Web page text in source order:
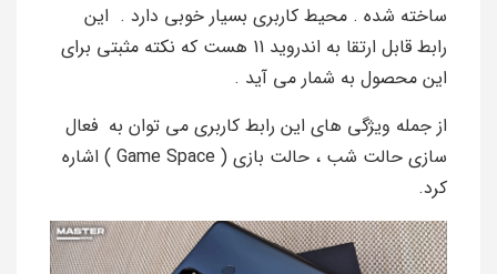
ساخته شده . محیط کاربری بسیار خوبی دارد . این
رابط قابل ارتقا به اندروید 11 هست که نکته مثبتی برای
این محصول به شمار می آید .
از جمله ویژگی های این رابط کاربری می توان به فعال
سازی حالت شب ، حالت بازی ( Game Space ) اشاره
کرد.